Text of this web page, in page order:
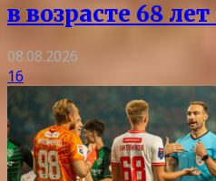
в возрасте 68
08.08.2026
16